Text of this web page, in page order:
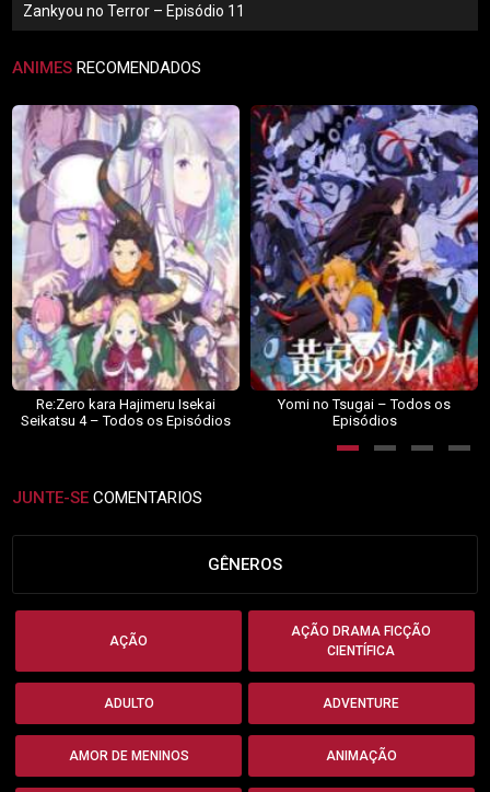
Zankyou no Terror – Episódio 11
ANIMES RECOMENDADOS
Re:Zero kara Hajimeru Isekai
Seikatsu 4 – Todos os Episódios
Yomi no Tsugai – Todos os
Episódios
JUNTE-SE COMENTARIOS
GÊNEROS
AÇÃO
AÇÃO DRAMA FICÇÃO
CIENTÍFICA
ADULTO ADVENTURE
AMOR DE MENINOS ANIMAÇÃO